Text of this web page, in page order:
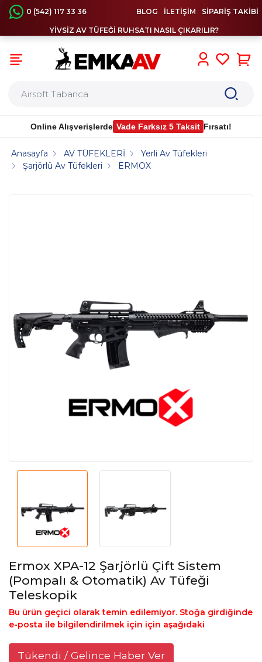
0 (542) 117 33 36 BLOG İLETİŞİM SİPARİŞ TAKİBİ
YİVSİZ AV TÜFEĞİ RUHSATI NASIL ÇIKARILIR?
Online Alışverişlerde Vade Farksız 5 Taksit Fırsatı!
Anasayfa AV TÜFEKLERİ
Yerli Av Tüfekleri
Şarjörlü Av Tüfekleri
ERMOX
Ermox XPA-12 Şarjörlü Çift Sistem
(Pompalı & Otomatik) Av Tüfeği
Teleskopik
Bu ürün geçici olarak temin edilemiyor. Stoğa girdiğinde
e-posta ile bilgilendirilmek için için aşağıdaki
Tükendi / Gelince Haber Ver